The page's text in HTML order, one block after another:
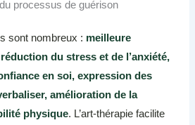
processus de guérison
sont nombreux : meilleure
du stress et de l’anxiété,
en soi, expression des
amélioration de la
physique. L’art-thérapie facilite